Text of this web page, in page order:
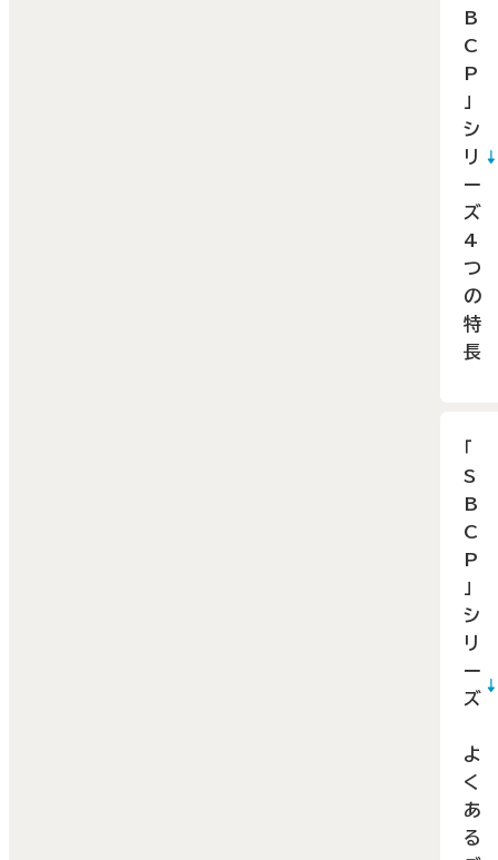
B
C
P
」
シ
リ
ー
ズ
4
つ
の
特
長
「
S
B
C
P
」
シ
リ
ー
ズ
よ
く
あ
る